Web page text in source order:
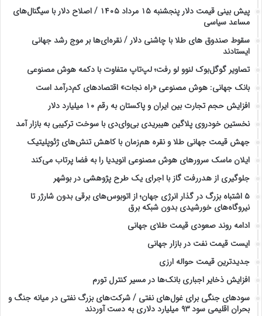
پیش ‌بینی قیمت دلار پنجشنبه ۱۵ مرداد ۱۴۰۵ / اصلاح دلار با سیگنال‌های
مساعد سیاسی
سقوط صندوق های طلا با چاشنی دلار / نقره‌ای‌ها بر موج رشد جهانی
ایستادند
تصاویر گوگل‌بوک لنوو لو رفت؛ لپ‌تاپ متفاوت با دکمه هوش مصنوعی
بانک جهانی: هوش مصنوعی «راه نجات» اقتصادهای کم‌درآمد است
افزایش حجم تجارت بین ایران و پاکستان به رقم ۱۰ میلیارد دلار
نخستین خودروی پلاگین هیبریدی بی‌وای‌دی با سوخت ترکیبی به بازار آمد
جهش قیمت جهانی طلا و نقره هم‌زمان با کاهش تنش‌های ژئوپلیتیک
ایلان ماسک سرورهای هوش مصنوعی انویدیا را به فضا پرتاب می‌کند
جلوگیری از هدررفت گاز با اجرای یک طرح پژوهشی در بوشهر
۵ اشتباه بزرگ در گذار انرژی جهان؛ از اتوبوس‌های برقی بدون شارژر تا
نیروگاه‌های خورشیدی بدون شبکه برق
ادامه روند صعودی قیمت طلای جهانی
ایست قیمت نفت در بازار جهانی
جدیدترین قیمت حواله ارزی
افزایش ذخایر اجباری بانک‌ها در مسیر کنترل تورم
سودهای جنگی برای غول‌های نفتی / شرکت‌های بزرگ نفتی در میانه جنگ و
بحران اقلیمی سود ۹۳ میلیارد دلاری به دست آوردند